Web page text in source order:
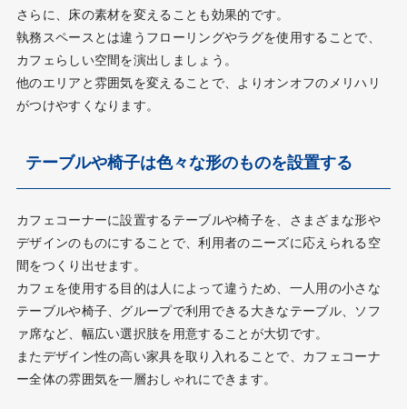
さらに、床の素材を変えることも効果的です。
執務スペースとは違うフローリングやラグを使用することで、
カフェらしい空間を演出しましょう。
他のエリアと雰囲気を変えることで、よりオンオフのメリハリ
がつけやすくなります。
テーブルや椅子は色々な形のものを設置する
カフェコーナーに設置するテーブルや椅子を、さまざまな形や
デザインのものにすることで、利用者のニーズに応えられる空
間をつくり出せます。
カフェを使用する目的は人によって違うため、一人用の小さな
テーブルや椅子、グループで利用できる大きなテーブル、ソフ
ァ席など、幅広い選択肢を用意することが大切です。
またデザイン性の高い家具を取り入れることで、カフェコーナ
ー全体の雰囲気を一層おしゃれにできます。